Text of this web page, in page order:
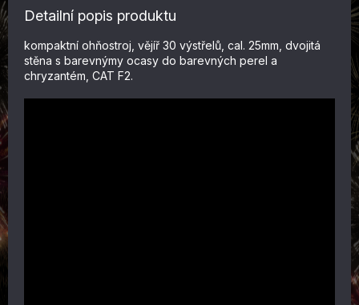
Detailní popis produktu
kompaktní ohňostroj, vějíř 30 výstřelů, cal. 25mm, dvojitá
stěna s barevnýmy ocasy do barevných perel a
chryzantém, CAT F2.